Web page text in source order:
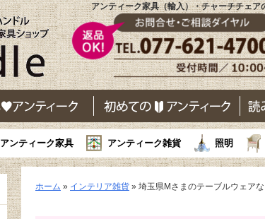
アンティーク家具（輸入）・チャーチチェア
アンティーク家具 アンティーク雑貨 照明
ホーム » インテリア雑貨 » 埼玉県Mさまのテーブルウェア